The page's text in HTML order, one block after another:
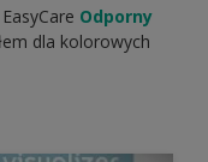
Odporny
dla kolorowych